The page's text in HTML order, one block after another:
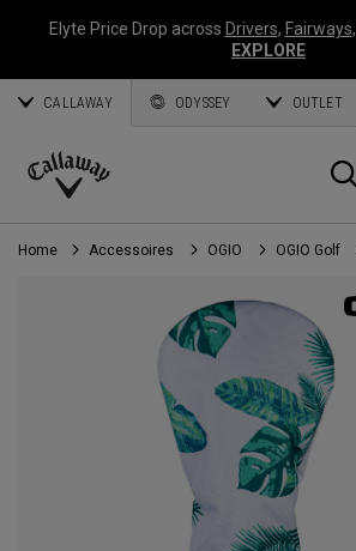
Elyte Price Drop across Drivers, Fairways,
EXPLORE
CALLAWAY ODYSSEY OUTLET
Callaway
Golf
Home Accessoires OGIO OGIO Golf